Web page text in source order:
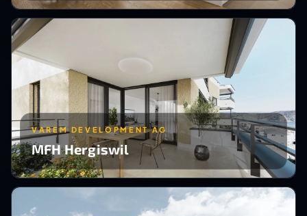
VAREM DEVELOPMENT AG
MFH Hergiswil